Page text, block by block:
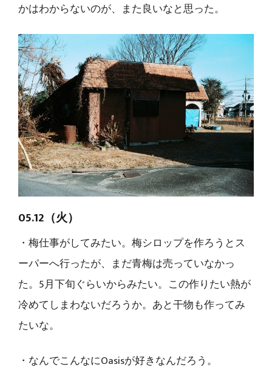
かはわからないのが、また良いなと思った。
05.12（火）
・梅仕事がしてみたい。梅シロップを作ろうとス
ーパーへ行ったが、まだ青梅は売っていなかっ
た。5月下旬ぐらいからみたい。この作りたい熱が
冷めてしまわないだろうか。あと干物も作ってみ
たいな。
・なんでこんなにOasisが好きなんだろう。